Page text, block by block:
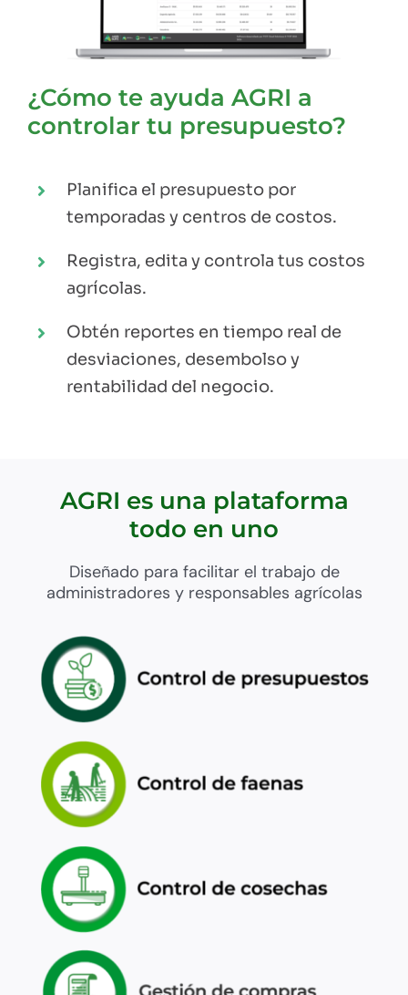
¿Cómo te ayuda AGRI a
controlar tu presupuesto?
Planifica el presupuesto por
temporadas y centros de costos.
Registra, edita y controla tus costos
agrícolas.
Obtén reportes en tiempo real de
desviaciones, desembolso y
rentabilidad del negocio.
AGRI es una plataforma
todo en uno
Diseñado para facilitar el trabajo de
administradores y responsables agrícolas